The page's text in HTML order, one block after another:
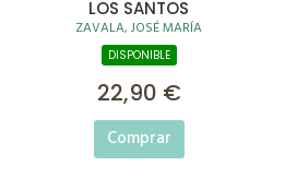
LOS SANTOS
ZAVALA, JOSÉ MARÍA
DISPONIBLE
22,90 €
Comprar